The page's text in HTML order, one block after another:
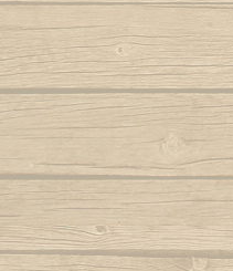
Autor : Mestre
Beriba e pau,
Berimbau
Autor : Instrutor
Luanda)
Berimbau de
Autor : Mestre